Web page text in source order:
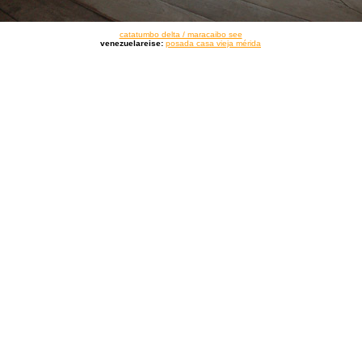
catatumbo delta / maracaibo see
venezuelareise: posada casa vieja mérida